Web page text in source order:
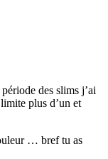
des slims j’ai
plus d’un et
… bref tu as